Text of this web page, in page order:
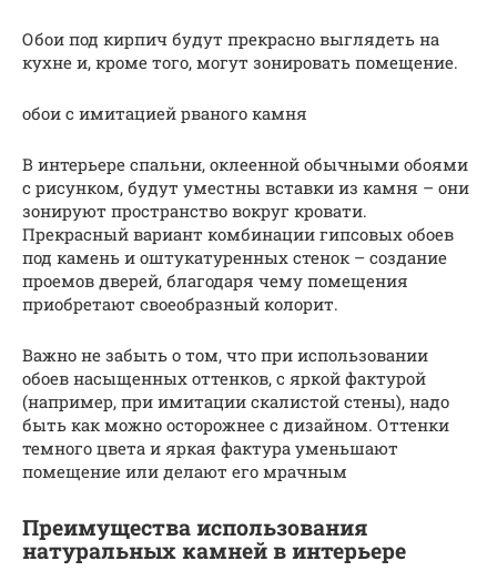
Обои под кирпич будут прекрасно выглядеть на
кухне и, кроме того, могут зонировать помещение.
обои с имитацией рваного камня
В интерьере спальни, оклеенной обычными обоями
с рисунком, будут уместны вставки из камня – они
зонируют пространство вокруг кровати.
Прекрасный вариант комбинации гипсовых обоев
под камень и оштукатуренных стенок – создание
проемов дверей, благодаря чему помещения
приобретают своеобразный колорит.
Важно не забыть о том, что при использовании
обоев насыщенных оттенков, с яркой фактурой
(например, при имитации скалистой стены), надо
быть как можно осторожнее с дизайном. Оттенки
темного цвета и яркая фактура уменьшают
помещение или делают его мрачным
Преимущества использования
натуральных камней в интерьере